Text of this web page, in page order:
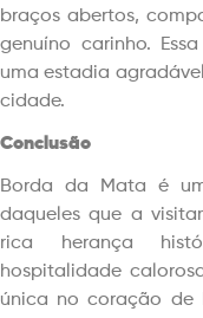
braços abertos,
genuíno carinho.
uma estadia
cidade.
Conclusão
Borda da Mata é
daqueles que a
rica herança
hospitalidade
única no coração de